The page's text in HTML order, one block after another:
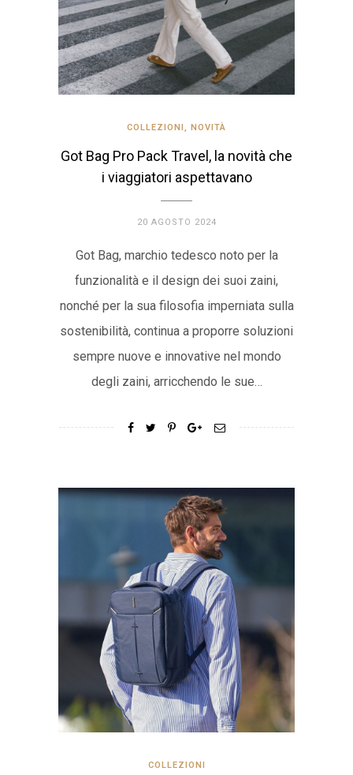
COLLEZIONI, NOVITÀ
Got Bag Pro Pack Travel, la novità che
i viaggiatori aspettavano
20 AGOSTO 2024
Got Bag, marchio tedesco noto per la
funzionalità e il design dei suoi zaini,
nonché per la sua filosofia imperniata sulla
sostenibilità, continua a proporre soluzioni
sempre nuove e innovative nel mondo
degli zaini, arricchendo le sue…
COLLEZIONI